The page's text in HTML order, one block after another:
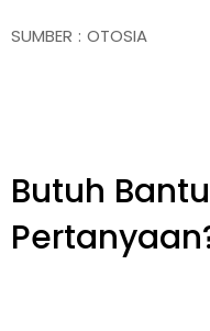
SUMBER : OTOSIA
Butuh